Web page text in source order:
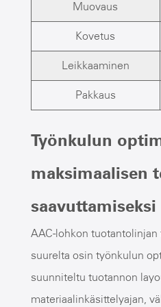
Muovaus
Kovetus
Leikkaaminen
Pakkaus
Työnkulun
maksimaalisen
saavuttamiseksi
AAC-lohkon
suurelta osin työnkulun
suunniteltu tuotannon
materiaalinkäsittelyajan,